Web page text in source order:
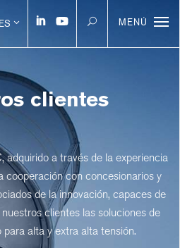
ES MENÚ
clientes
adquirido a través de la experiencia
cooperación con concesionarios y
de la innovación, capaces de
clientes las soluciones de
alta y extra alta tensión.